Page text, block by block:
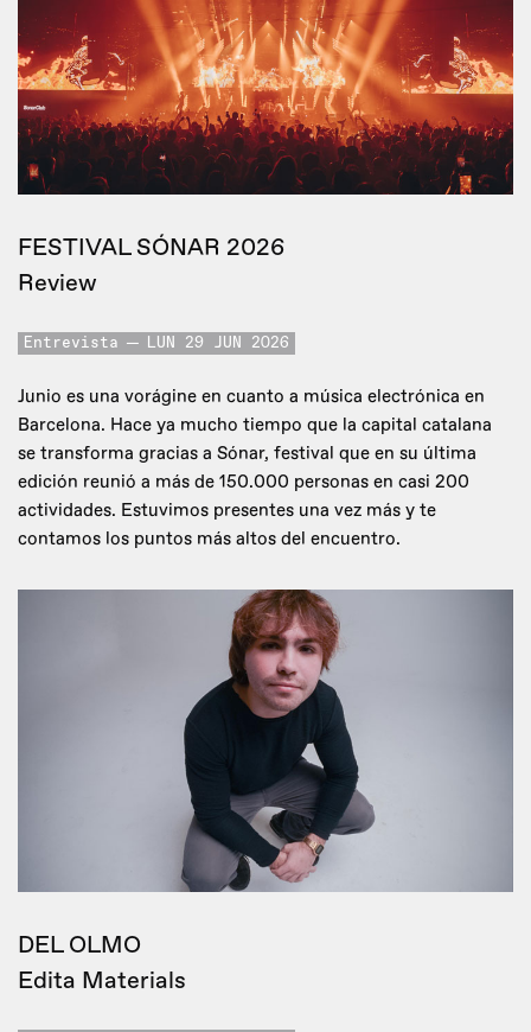
FESTIVAL SÓNAR 2026
Review
Entrevista LUN 29 JUN 2026
Junio es una vorágine en cuanto a música electrónica en
Barcelona. Hace ya mucho tiempo que la capital catalana
se transforma gracias a Sónar, festival que en su última
edición reunió a más de 150.000 personas en casi 200
actividades. Estuvimos presentes una vez más y te
contamos los puntos más altos del encuentro.
DEL OLMO
Edita Materials